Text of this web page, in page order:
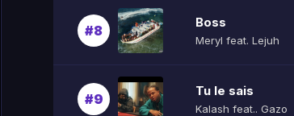
#8
Boss
Meryl feat. Lejuh
#9
Tu le sais
Kalash feat.. Gazo